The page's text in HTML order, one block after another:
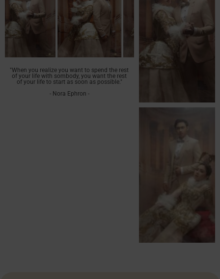
"When you realize you want to spend the rest
of your life with sombody, you want the rest
of your life to start as soon as possible."
- Nora Ephron -